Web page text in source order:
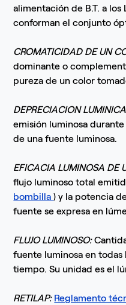
alimentación de B.T. a los
conforman el conjunto
CROMATICIDAD DE UN
dominante o
pureza de un color
DEPRECIACION
emisión luminosa
de una fuente luminosa.
EFICACIA LUMINOSA DE
flujo luminoso total
bombilla) y la potencia
fuente se expresa en
FLUJO LUMINOSO:
fuente luminosa en
tiempo. Su unidad es el
RETILAP: Reglamento